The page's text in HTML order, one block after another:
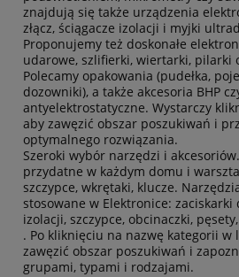
znajdują się także urządzenia
złącz, ściągacze izolacji i myjki
Proponujemy też doskonałe
udarowe, szlifierki, wiertarki, pilarki
Polecamy opakowania (pudełka,
dozowniki), a także akcesoria BHP
antyelektrostatyczne. Wystarczy
aby zawęzić obszar poszukiwań i
optymalnego rozwiązania.
Szeroki wybór narzędzi i
przydatne w każdym domu i
szczypce, wkrętaki, klucze.
stosowane w Elektronice: zaciskarki
izolacji, szczypce, obcinaczki,
. Po kliknięciu na nazwę kategorii w
zawęzić obszar poszukiwań i
grupami, typami i rodzajami.